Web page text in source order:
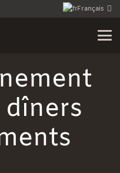
Français